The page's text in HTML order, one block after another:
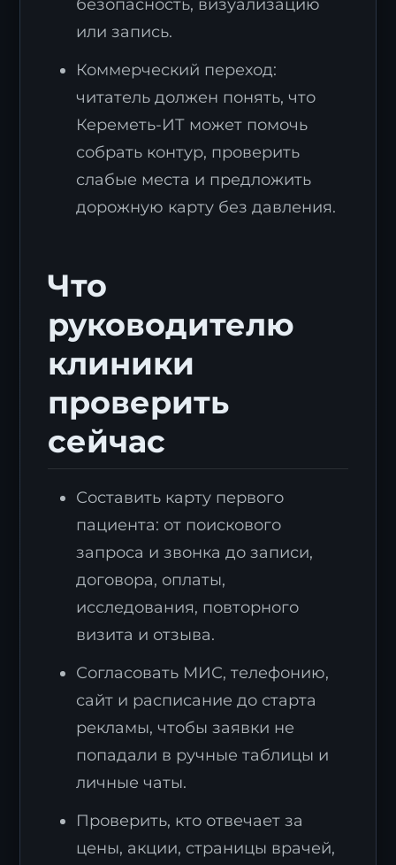
безопасность, визуализацию
или запись.
Коммерческий переход:
читатель должен понять, что
Кереметь-ИТ может помочь
собрать контур, проверить
слабые места и предложить
дорожную карту без давления.
Что
руководителю
клиники
проверить
сейчас
Составить карту первого
пациента: от поискового
запроса и звонка до записи,
договора, оплаты,
исследования, повторного
визита и отзыва.
Согласовать МИС, телефонию,
сайт и расписание до старта
рекламы, чтобы заявки не
попадали в ручные таблицы и
личные чаты.
Проверить, кто отвечает за
цены, акции, страницы врачей,